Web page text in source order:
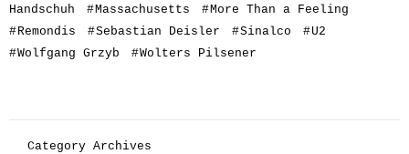
Handschuh
#Massachusetts #More Than a Feeling
#Remondis #Sebastian Deisler #Sinalco #U2
#Wolfgang Grzyb #Wolters Pilsener
Category Archives